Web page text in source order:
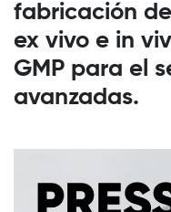
fabricación
ex vivo e in
GMP para el
avanzadas.